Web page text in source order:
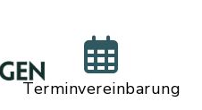
Terminvereinbarung